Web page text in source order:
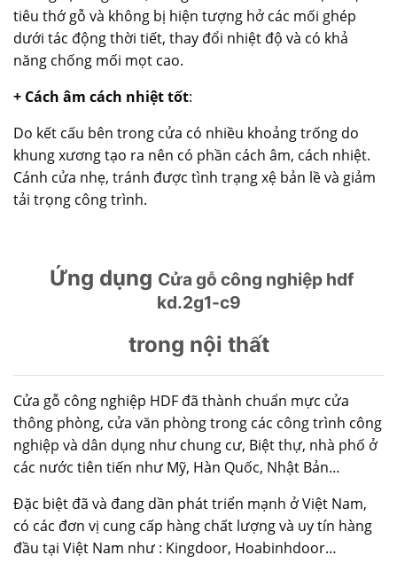
tiêu thớ gỗ và không bị hiện tượng hở các mối ghép
dưới tác động thời tiết, thay đổi nhiệt độ và có khả
năng chống mối mọt cao.
+ Cách âm cách nhiệt tốt:
Do kết cấu bên trong cửa có nhiều khoảng trống do
khung xương tạo ra nên có phần cách âm, cách nhiệt.
Cánh cửa nhẹ, tránh được tình trạng xệ bản lề và giảm
tải trọng công trình.
Ứng dụng Cửa gỗ công nghiệp hdf
kd.2g1-c9
trong nội thất
Cửa gỗ công nghiệp HDF đã thành chuẩn mực cửa
thông phòng, cửa văn phòng trong các công trình công
nghiệp và dân dụng như chung cư, Biệt thự, nhà phố ở
các nước tiên tiến như Mỹ, Hàn Quốc, Nhật Bản…
Đặc biệt đã và đang dần phát triển mạnh ở Việt Nam,
có các đơn vị cung cấp hàng chất lượng và uy tín hàng
đầu tại Việt Nam như : Kingdoor, Hoabinhdoor…